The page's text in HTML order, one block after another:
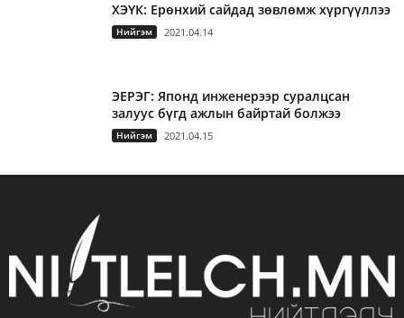
ХЭҮК: Ерөнхий сайдад зөвлөмж хүргүүллээ
Нийгэм 2021.04.14
ЭЕРЭГ: Японд инженерээр суралцсан
залуус бүгд ажлын байртай болжээ
Нийгэм 2021.04.15